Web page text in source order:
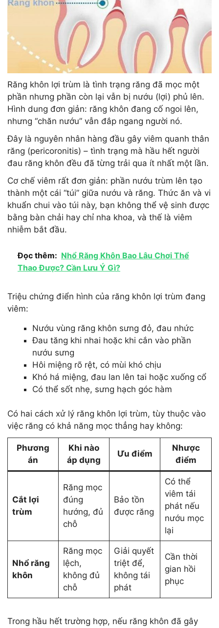
Răng khôn lợi trùm là tình trạng răng đã mọc một
phần nhưng phần còn lại vẫn bị nướu (lợi) phủ lên.
Hình dung đơn giản: răng khôn đang cố ngoi lên,
nhưng “chăn nướu” vẫn đắp ngang người nó.
Đây là nguyên nhân hàng đầu gây viêm quanh thân
răng (pericoronitis) – tình trạng mà hầu hết người
đau răng khôn đều đã từng trải qua ít nhất một lần.
Cơ chế viêm rất đơn giản: phần nướu trùm lên tạo
thành một cái “túi” giữa nướu và răng. Thức ăn và vi
khuẩn chui vào túi này, bạn không thể vệ sinh được
bằng bàn chải hay chỉ nha khoa, và thế là viêm
nhiễm bắt đầu.
Đọc thêm: Nhổ Răng Khôn Bao Lâu Chơi Thể
Thao Được? Cần Lưu Ý Gì?
Triệu chứng điển hình của răng khôn lợi trùm đang
viêm:
Nướu vùng răng khôn sưng đỏ, đau nhức
Đau tăng khi nhai hoặc khi cắn vào phần
nướu sưng
Hôi miệng rõ rệt, có mùi khó chịu
Khó há miệng, đau lan lên tai hoặc xuống cổ
Có thể sốt nhẹ, sưng hạch góc hàm
Có hai cách xử lý răng khôn lợi trùm, tùy thuộc vào
việc răng có khả năng mọc thẳng hay không:
Phương
án
Khi nào
áp dụng
Ưu điểm
Nhược
điểm
Cắt lợi
trùm
Răng mọc
đúng
hướng, đủ
chỗ
Bảo tồn
được răng
Có thể
viêm tái
phát nếu
nướu mọc
lại
Nhổ răng
khôn
Răng mọc
lệch,
không đủ
chỗ
Giải quyết
triệt để,
không tái
phát
Cần thời
gian hồi
phục
Trong hầu hết trường hợp, nếu răng khôn đã gây